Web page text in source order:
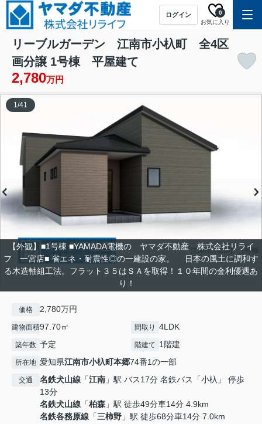
ログイン
お気に入り
0
リーブルガーデン 江南市小杁町 全4区
画分譲 1号棟 平屋建て
2,780万円
【外観】■1号棟 ■YAMADA電機の ヤマダ不動産 株式会社リライ
フ 一宮店■ 省エネ・耐震性◎の一建設の家。 日本の風土に調和す
る木造軸組工法。フラット３５はＳＡを取得！１０年間の金利優遇あ
り！
1/41
価格 2,780万円
建物面積97.70㎡ 間取り 4LDK
築年数 予定 階建て 1階建
所在地 愛知県江南市小杁町本郷74番1の一部
交通 名鉄犬山線 「江南 」駅 バス17分 名鉄バス「小杁」 停歩
13分
名鉄犬山線 「柏森 」駅 徒歩49分車14分 4.9km
名鉄各務原線 「三柿野 」駅 徒歩68分車14分 7.0km